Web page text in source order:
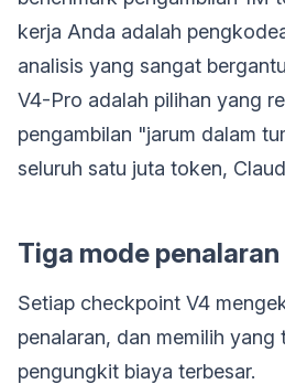
kerja Anda adalah
analisis yang sangat
V4-Pro adalah pilihan yang
pengambilan "jarum dalam
seluruh satu juta token,
Tiga mode penalaran
Setiap checkpoint V4
penalaran, dan memilih yang
pengungkit biaya terbesar.